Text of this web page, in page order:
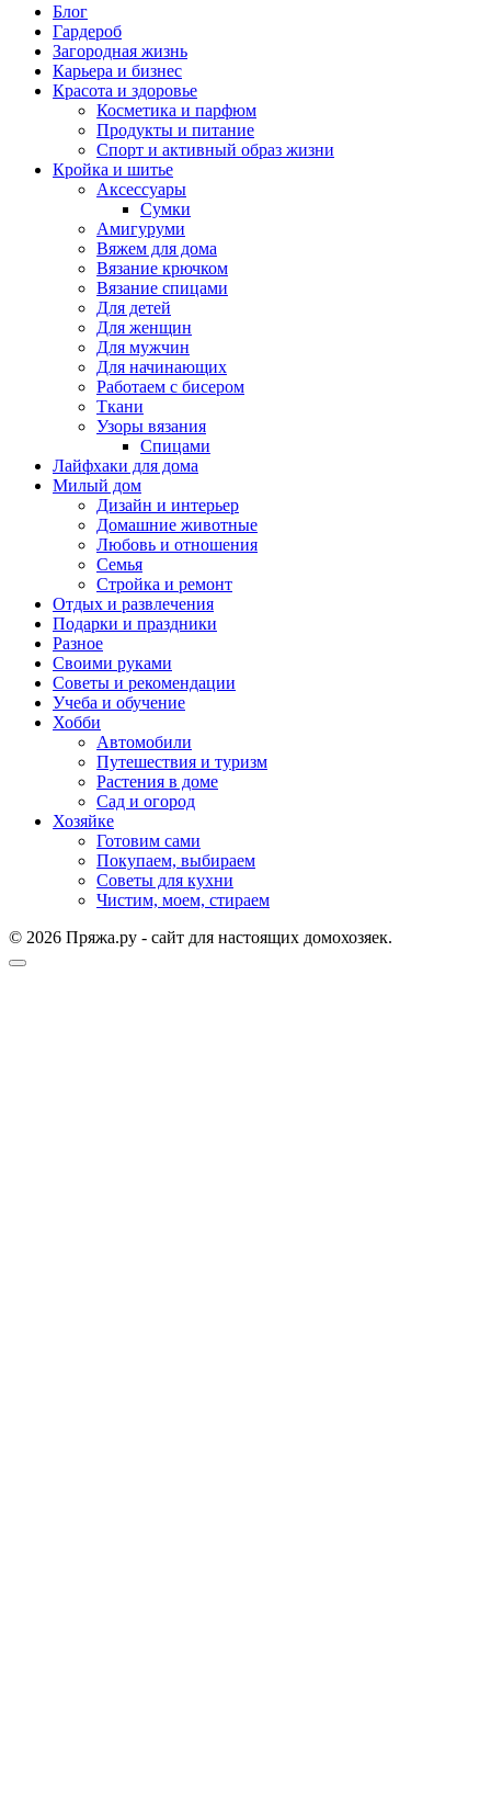
Блог
Гардероб
Загородная жизнь
Карьера и бизнес
Красота и здоровье
Косметика и парфюм
Продукты и питание
Спорт и активный образ жизни
Кройка и шитье
Аксессуары
Сумки
Амигуруми
Вяжем для дома
Вязание крючком
Вязание спицами
Для детей
Для женщин
Для мужчин
Для начинающих
Работаем с бисером
Ткани
Узоры вязания
Спицами
Лайфхаки для дома
Милый дом
Дизайн и интерьер
Домашние животные
Любовь и отношения
Семья
Стройка и ремонт
Отдых и развлечения
Подарки и праздники
Разное
Своими руками
Советы и рекомендации
Учеба и обучение
Хобби
Автомобили
Путешествия и туризм
Растения в доме
Сад и огород
Хозяйке
Готовим сами
Покупаем, выбираем
Советы для кухни
Чистим, моем, стираем
© 2026 Пряжа.ру - сайт для настоящих домохозяек.